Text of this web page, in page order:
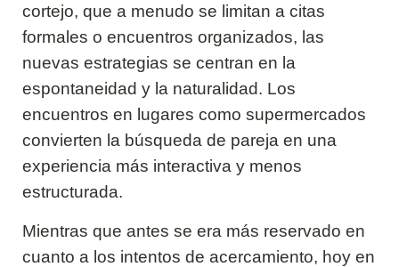
cortejo, que a menudo se limitan a citas
formales o encuentros organizados, las
nuevas estrategias se centran en la
espontaneidad y la naturalidad. Los
encuentros en lugares como supermercados
convierten la búsqueda de pareja en una
experiencia más interactiva y menos
estructurada.
Mientras que antes se era más reservado en
cuanto a los intentos de acercamiento, hoy en